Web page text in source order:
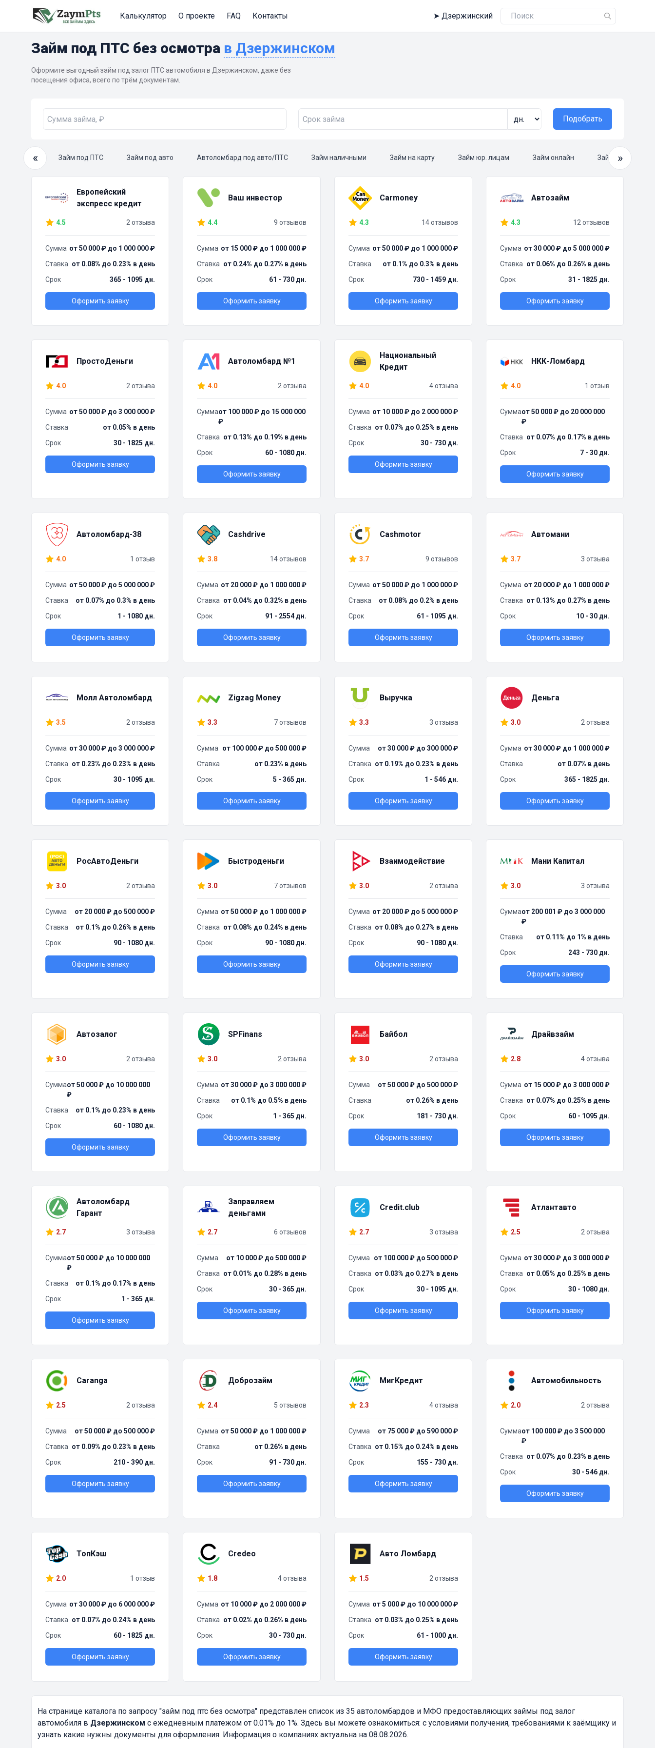
Калькулятор О проекте FAQ Контакты ➤ Дзержинский
Займ под ПТС без осмотра в Дзержинском
Оформите выгодный займ под залог ПТС автомобиля в Дзержинском, даже без
посещения офиса, всего по трём документам.
Подобрать
«
займ Займ под ПТС Займ под авто Автоломбард под авто/ПТС Займ наличными Займ на карту Займ юр. лицам Займ онлайн Займ »
Европейский
экспресс кредит
4.5 2 отзыва
Сумма от 50 000 ₽ до 1 000 000 ₽
Ставка от 0.08% до 0.23% в день
Срок
365 - 1095 дн.
Оформить заявку
Ваш инвестор
4.4 9 отзывов
Сумма от 15 000 ₽ до 1 000 000 ₽
Ставка от 0.24% до 0.27% в день
Срок
61 - 730 дн.
Оформить заявку
Carmoney
4.3 14 отзывов
Сумма от 50 000 ₽ до 1 000 000 ₽
Ставка
от 0.1% до 0.3% в день
Срок
730 - 1459 дн.
Оформить заявку
Автозайм
4.3 12 отзывов
Сумма от 30 000 ₽ до 5 000 000 ₽
Ставка от 0.06% до 0.26% в день
Срок
31 - 1825 дн.
Оформить заявку
ПростоДеньги
4.0 2 отзыва
Сумма от 50 000 ₽ до 3 000 000 ₽
Ставка
от 0.05% в день
Срок
30 - 1825 дн.
Оформить заявку
Автоломбард №1
4.0 2 отзыва
Суммаот 100 000 ₽ до 15 000 000
₽
Ставка от 0.13% до 0.19% в день
Срок
60 - 1080 дн.
Оформить заявку
Национальный
Кредит
4.0 4 отзыва
Сумма от 10 000 ₽ до 2 000 000 ₽
Ставка от 0.07% до 0.25% в день
Срок
30 - 730 дн.
Оформить заявку
НКК-Ломбард
4.0 1 отзыв
Суммаот 50 000 ₽ до 20 000 000
₽
Ставка от 0.07% до 0.17% в день
Срок
7 - 30 дн.
Оформить заявку
Автоломбард-38
4.0 1 отзыв
Сумма от 50 000 ₽ до 5 000 000 ₽
Ставка
от 0.07% до 0.3% в день
Срок
1 - 1080 дн.
Оформить заявку
Cashdrive
3.8 14 отзывов
Сумма от 20 000 ₽ до 1 000 000 ₽
Ставка от 0.04% до 0.32% в день
Срок
91 - 2554 дн.
Оформить заявку
Cashmotor
3.7 9 отзывов
Сумма от 50 000 ₽ до 1 000 000 ₽
Ставка
от 0.08% до 0.2% в день
Срок
61 - 1095 дн.
Оформить заявку
Автомани
3.7 3 отзыва
Сумма от 20 000 ₽ до 1 000 000 ₽
Ставка от 0.13% до 0.27% в день
Срок
10 - 30 дн.
Оформить заявку
Молл Автоломбард
3.5 2 отзыва
Сумма от 30 000 ₽ до 3 000 000 ₽
Ставка от 0.23% до 0.23% в день
Срок
30 - 1095 дн.
Оформить заявку
Zigzag Money
3.3 7 отзывов
Сумма
от 100 000 ₽ до 500 000 ₽
Ставка
от 0.23% в день
Срок
5 - 365 дн.
Оформить заявку
Выручка
3.3 3 отзыва
Сумма
от 30 000 ₽ до 300 000 ₽
Ставка от 0.19% до 0.23% в день
Срок
1 - 546 дн.
Оформить заявку
Деньга
3.0 2 отзыва
Сумма от 30 000 ₽ до 1 000 000 ₽
Ставка
от 0.07% в день
Срок
365 - 1825 дн.
Оформить заявку
РосАвтоДеньги
3.0 2 отзыва
Сумма
от 20 000 ₽ до 500 000 ₽
Ставка
от 0.1% до 0.26% в день
Срок
90 - 1080 дн.
Оформить заявку
Быстроденьги
3.0 7 отзывов
Сумма от 50 000 ₽ до 1 000 000 ₽
Ставка от 0.08% до 0.24% в день
Срок
90 - 1080 дн.
Оформить заявку
Взаимодействие
3.0 2 отзыва
Сумма от 20 000 ₽ до 5 000 000 ₽
Ставка от 0.08% до 0.27% в день
Срок
90 - 1080 дн.
Оформить заявку
Мани Капитал
3.0 3 отзыва
Суммаот 200 001 ₽ до 3 000 000
₽
Ставка
от 0.11% до 1% в день
Срок
243 - 730 дн.
Оформить заявку
Автозалог
3.0 2 отзыва
Суммаот 50 000 ₽ до 10 000 000
₽
Ставка
от 0.1% до 0.23% в день
Срок
60 - 1080 дн.
Оформить заявку
SPFinans
3.0 2 отзыва
Сумма от 30 000 ₽ до 3 000 000 ₽
Ставка
от 0.1% до 0.5% в день
Срок
1 - 365 дн.
Оформить заявку
Байбол
3.0 2 отзыва
Сумма
от 50 000 ₽ до 500 000 ₽
Ставка
от 0.26% в день
Срок
181 - 730 дн.
Оформить заявку
Драйвзайм
2.8 4 отзыва
Сумма от 15 000 ₽ до 3 000 000 ₽
Ставка от 0.07% до 0.25% в день
Срок
60 - 1095 дн.
Оформить заявку
Автоломбард
Гарант
2.7 3 отзыва
Суммаот 50 000 ₽ до 10 000 000
₽
Ставка
от 0.1% до 0.17% в день
Срок
1 - 365 дн.
Оформить заявку
Заправляем
деньгами
2.7 6 отзывов
Сумма
от 10 000 ₽ до 500 000 ₽
Ставка от 0.01% до 0.28% в день
Срок
30 - 365 дн.
Оформить заявку
Credit.club
2.7 3 отзыва
Сумма
от 100 000 ₽ до 500 000 ₽
Ставка от 0.03% до 0.27% в день
Срок
30 - 1095 дн.
Оформить заявку
Атлантавто
2.5 2 отзыва
Сумма от 30 000 ₽ до 3 000 000 ₽
Ставка от 0.05% до 0.25% в день
Срок
30 - 1080 дн.
Оформить заявку
Caranga
2.5 2 отзыва
Сумма
от 50 000 ₽ до 500 000 ₽
Ставка от 0.09% до 0.23% в день
Срок
210 - 390 дн.
Оформить заявку
Доброзайм
2.4 5 отзывов
Сумма от 50 000 ₽ до 1 000 000 ₽
Ставка
от 0.26% в день
Срок
91 - 730 дн.
Оформить заявку
МигКредит
2.3 4 отзыва
Сумма
от 75 000 ₽ до 590 000 ₽
Ставка от 0.15% до 0.24% в день
Срок
155 - 730 дн.
Оформить заявку
Автомобильность
2.0 2 отзыва
Суммаот 100 000 ₽ до 3 500 000
₽
Ставка от 0.07% до 0.23% в день
Срок
30 - 546 дн.
Оформить заявку
ТопКэш
2.0 1 отзыв
Сумма от 30 000 ₽ до 6 000 000 ₽
Ставка от 0.07% до 0.24% в день
Срок
60 - 1825 дн.
Оформить заявку
Credeo
1.8 4 отзыва
Сумма от 10 000 ₽ до 2 000 000 ₽
Ставка от 0.02% до 0.26% в день
Срок
30 - 730 дн.
Оформить заявку
Авто Ломбард
1.5 2 отзыва
Сумма от 5 000 ₽ до 10 000 000 ₽
Ставка от 0.03% до 0.25% в день
Срок
61 - 1000 дн.
Оформить заявку
На странице каталога по запросу "займ под птс без осмотра" представлен список из 35 автоломбардов и МФО предоставляющих займы под залог
автомобиля в Дзержинском с ежедневным платежом от 0.01% до 1%. Здесь вы можете ознакомиться: с условиями получения, требованиями к заёмщику и
узнать какие нужны документы для оформления. Информация о компаниях актуальна на 08.08.2026.